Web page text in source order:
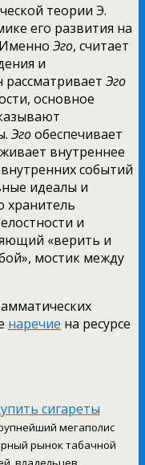
теории Э.
его развития на
Эго, считает
и
Эго
основное
Эгообеспечивает
внутреннее
событий
идеалы и
хранитель
и
«верить и
мостик между
наречие на ресурсе
сигареты
мегаполис
рынок табачной